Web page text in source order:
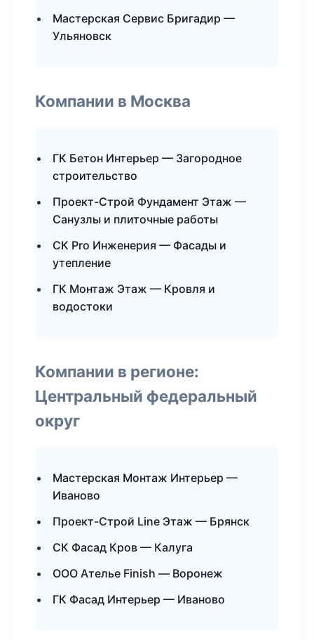
Мастерская Сервис Бригадир —
Ульяновск
Компании в Москва
ГК Бетон Интерьер — Загородное
строительство
Проект-Строй Фундамент Этаж —
Санузлы и плиточные работы
СК Pro Инженерия — Фасады и
утепление
ГК Монтаж Этаж — Кровля и
водостоки
Компании в регионе:
Центральный федеральный
округ
Мастерская Монтаж Интерьер —
Иваново
Проект-Строй Line Этаж — Брянск
СК Фасад Кров — Калуга
ООО Ателье Finish — Воронеж
ГК Фасад Интерьер — Иваново